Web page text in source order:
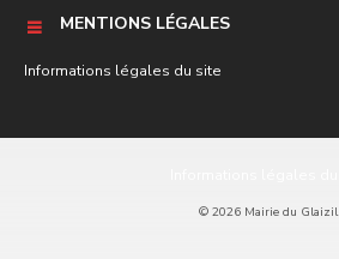
MENTIONS LÉGALES
Informations légales du site
© 2026 Mairie du Glaizil